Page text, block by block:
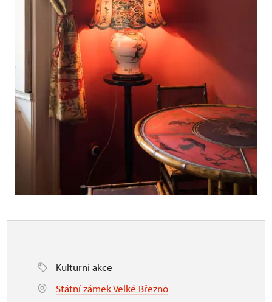
Kulturní akce
Státní zámek Velké Březno